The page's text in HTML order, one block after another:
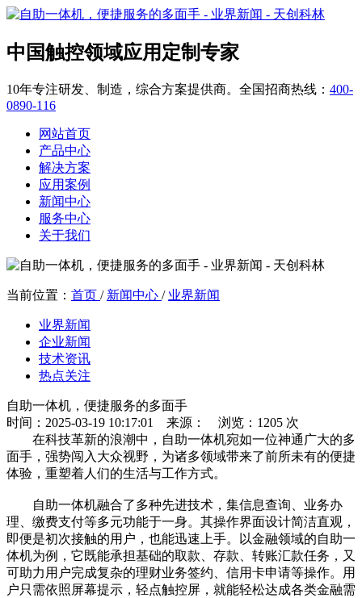
中国触控领域应用定制专家
10年专注研发、制造，综合方案提供商。全国招商热线： 400-
0890-116
网站首页
产品中心
解决方案
应用案例
新闻中心
服务中心
关于我们
当前位置： 首页 / 新闻中心 / 业界新闻
业界新闻
企业新闻
技术资讯
热点关注
自助一体机，便捷服务的多面手
时间：2025-03-19 10:17:01
来源：
浏览：1205 次
在科技革新的浪潮中，自助一体机宛如一位神通广大的多
面手，强势闯入大众视野，为诸多领域带来了前所未有的便捷
体验，重塑着人们的生活与工作方式。
自助一体机融合了多种先进技术，集信息查询、业务办
理、缴费支付等多元功能于一身。其操作界面设计简洁直观，
即便是初次接触的用户，也能迅速上手。以金融领域的自助一
体机为例，它既能承担基础的取款、存款、转账汇款任务，又
可助力用户完成复杂的理财业务签约、信用卡申请等操作。用
户只需依照屏幕提示，轻点触控屏，就能轻松达成各类金融需